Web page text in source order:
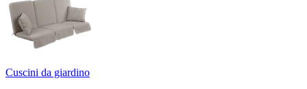
Cuscini da giardino